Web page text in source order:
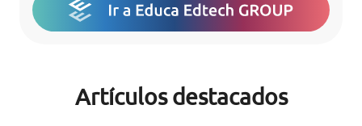
Artículos destacados